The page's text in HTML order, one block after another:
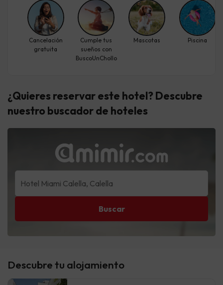
Descubre tu alojamiento
Cancelación
gratuita
Cumple tus
sueños con
BuscoUnChollo
Mascotas Piscina
¿Quieres reservar este hotel? Descubre
nuestro buscador de hoteles
Buscar